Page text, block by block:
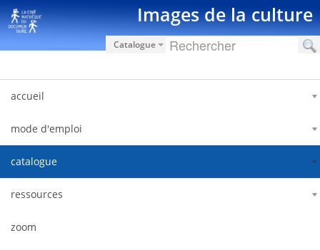
Hyppää sisältöön Images de la culture
Catalogue
accueil
mode d'emploi
catalogue
ressources
zoom